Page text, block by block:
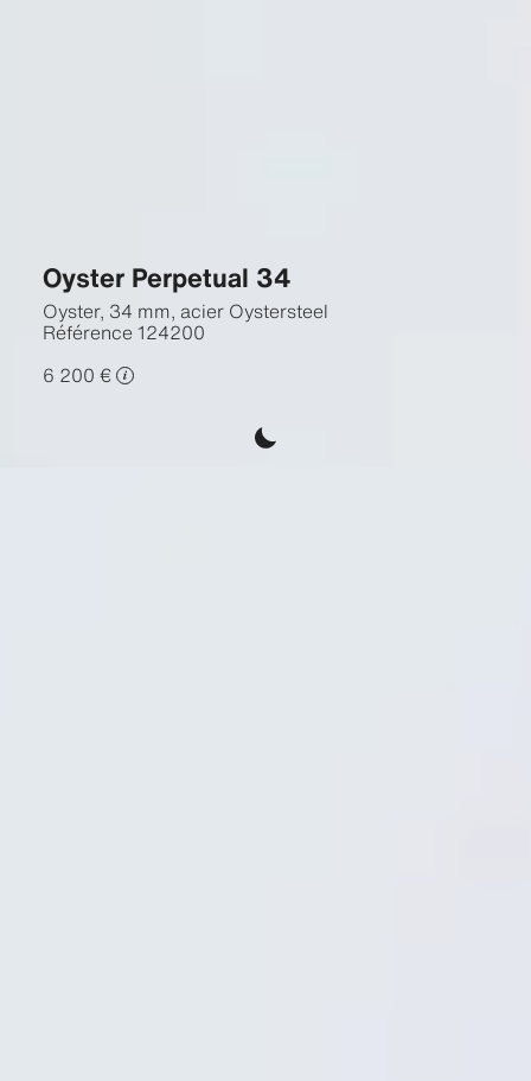
Oyster Perpetual 34
Oyster, 34 mm, acier Oystersteel
Référence124200
6 200 €